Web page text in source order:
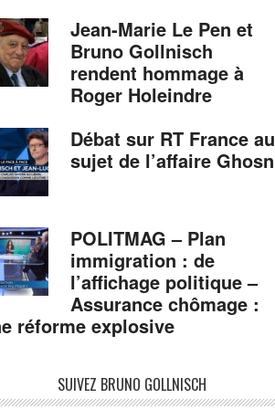
Jean-Marie Le Pen et
Bruno Gollnisch
rendent hommage à
Roger Holeindre
Débat sur RT France au
sujet de l’affaire Ghosn
POLITMAG – Plan
immigration : de
l’affichage politique –
Assurance chômage :
réforme explosive
SUIVEZ BRUNO GOLLNISCH